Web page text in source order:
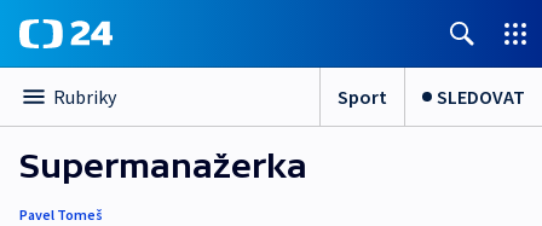
Rubriky Sport SLEDOVAT
Supermanažerka
Pavel Tomeš